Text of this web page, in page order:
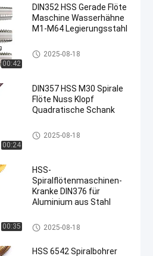
00:42
DIN352 HSS Gerade Flöte
Maschine Wasserhähne
M1-M64 Legierungsstahl
Höhenflossenstations-Maschi
nen-Hähne
2025-08-18
00:24
DIN357 HSS M30 Spirale
Flöte Nuss Klopf
Quadratische Schank
Höhenflossenstations-Maschi
nen-Hähne
2025-08-18
00:35
HSS-
Spiralflötenmaschinen-
Kranke DIN376 für
Aluminium aus Stahl
Höhenflossenstations-Maschi
nen-Hähne
2025-08-18
HSS 6542 Spiralbohrer